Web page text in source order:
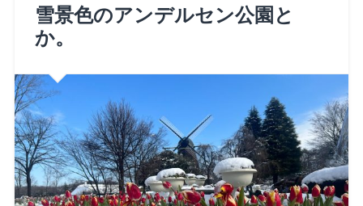
雪景色のアンデルセン公園と
か。